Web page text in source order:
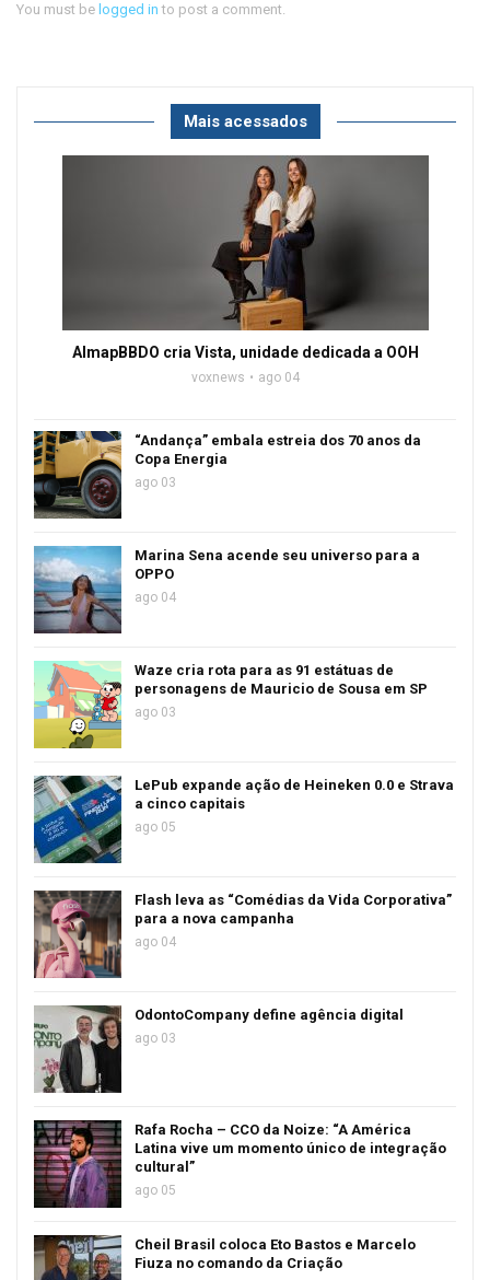
You must be logged in to post a comment.
Mais acessados
AlmapBBDO cria Vista, unidade dedicada a OOH
voxnews ago 04
“Andança” embala estreia dos 70 anos da
Copa Energia
ago 03
Marina Sena acende seu universo para a
OPPO
ago 04
Waze cria rota para as 91 estátuas de
personagens de Mauricio de Sousa em SP
ago 03
LePub expande ação de Heineken 0.0 e Strava
a cinco capitais
ago 05
Flash leva as “Comédias da Vida Corporativa”
para a nova campanha
ago 04
OdontoCompany define agência digital
ago 03
Rafa Rocha – CCO da Noize: “A América
Latina vive um momento único de integração
cultural”
ago 05
Cheil Brasil coloca Eto Bastos e Marcelo
Fiuza no comando da Criação